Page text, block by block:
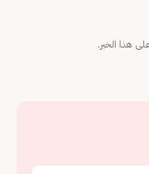
هذا الخبر.